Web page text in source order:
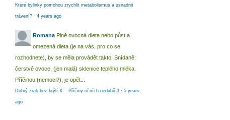
Které bylinky pomohou zrychlit metabolismus a usnadnit
trávení? · 4 years ago
Romana Plně ovocná dieta nebo půst a
omezená dieta (je na vás, pro co se
rozhodnete), by se měla provádět takto: Snídaně:
čerstvé ovoce, (jen malá) sklenice teplého mléka.
Příčinou (nemoci?), je opět...
Dobrý zrak bez brýlí X. - Příčiny očních neduhů 3 · 5 years
ago